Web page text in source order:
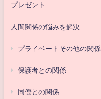
プレゼント
人間関係の悩みを解決
プライベートその他の関係
保護者との関係
同僚との関係